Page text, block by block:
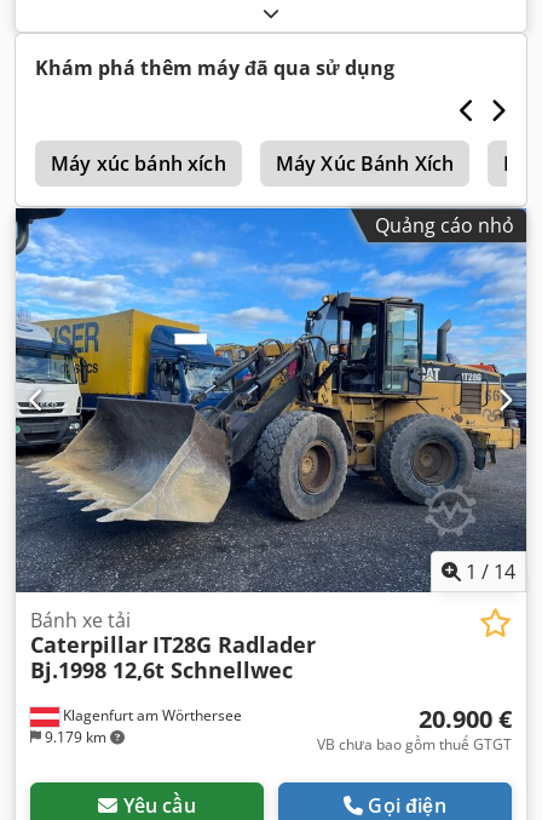
Khám phá thêm máy đã qua sử dụng
Máy xúc bánh xích Máy Xúc Bánh Xích
Quảng cáo nhỏ
1 / 14
Klagenfurt am Wörthersee
9.179 km
Bánh xe tải
Caterpillar IT28G Radlader
Bj.1998 12,6t Schnellwec
20.900 €
VB chưa bao gồm thuế GTGT
Yêu cầu Gọi điện